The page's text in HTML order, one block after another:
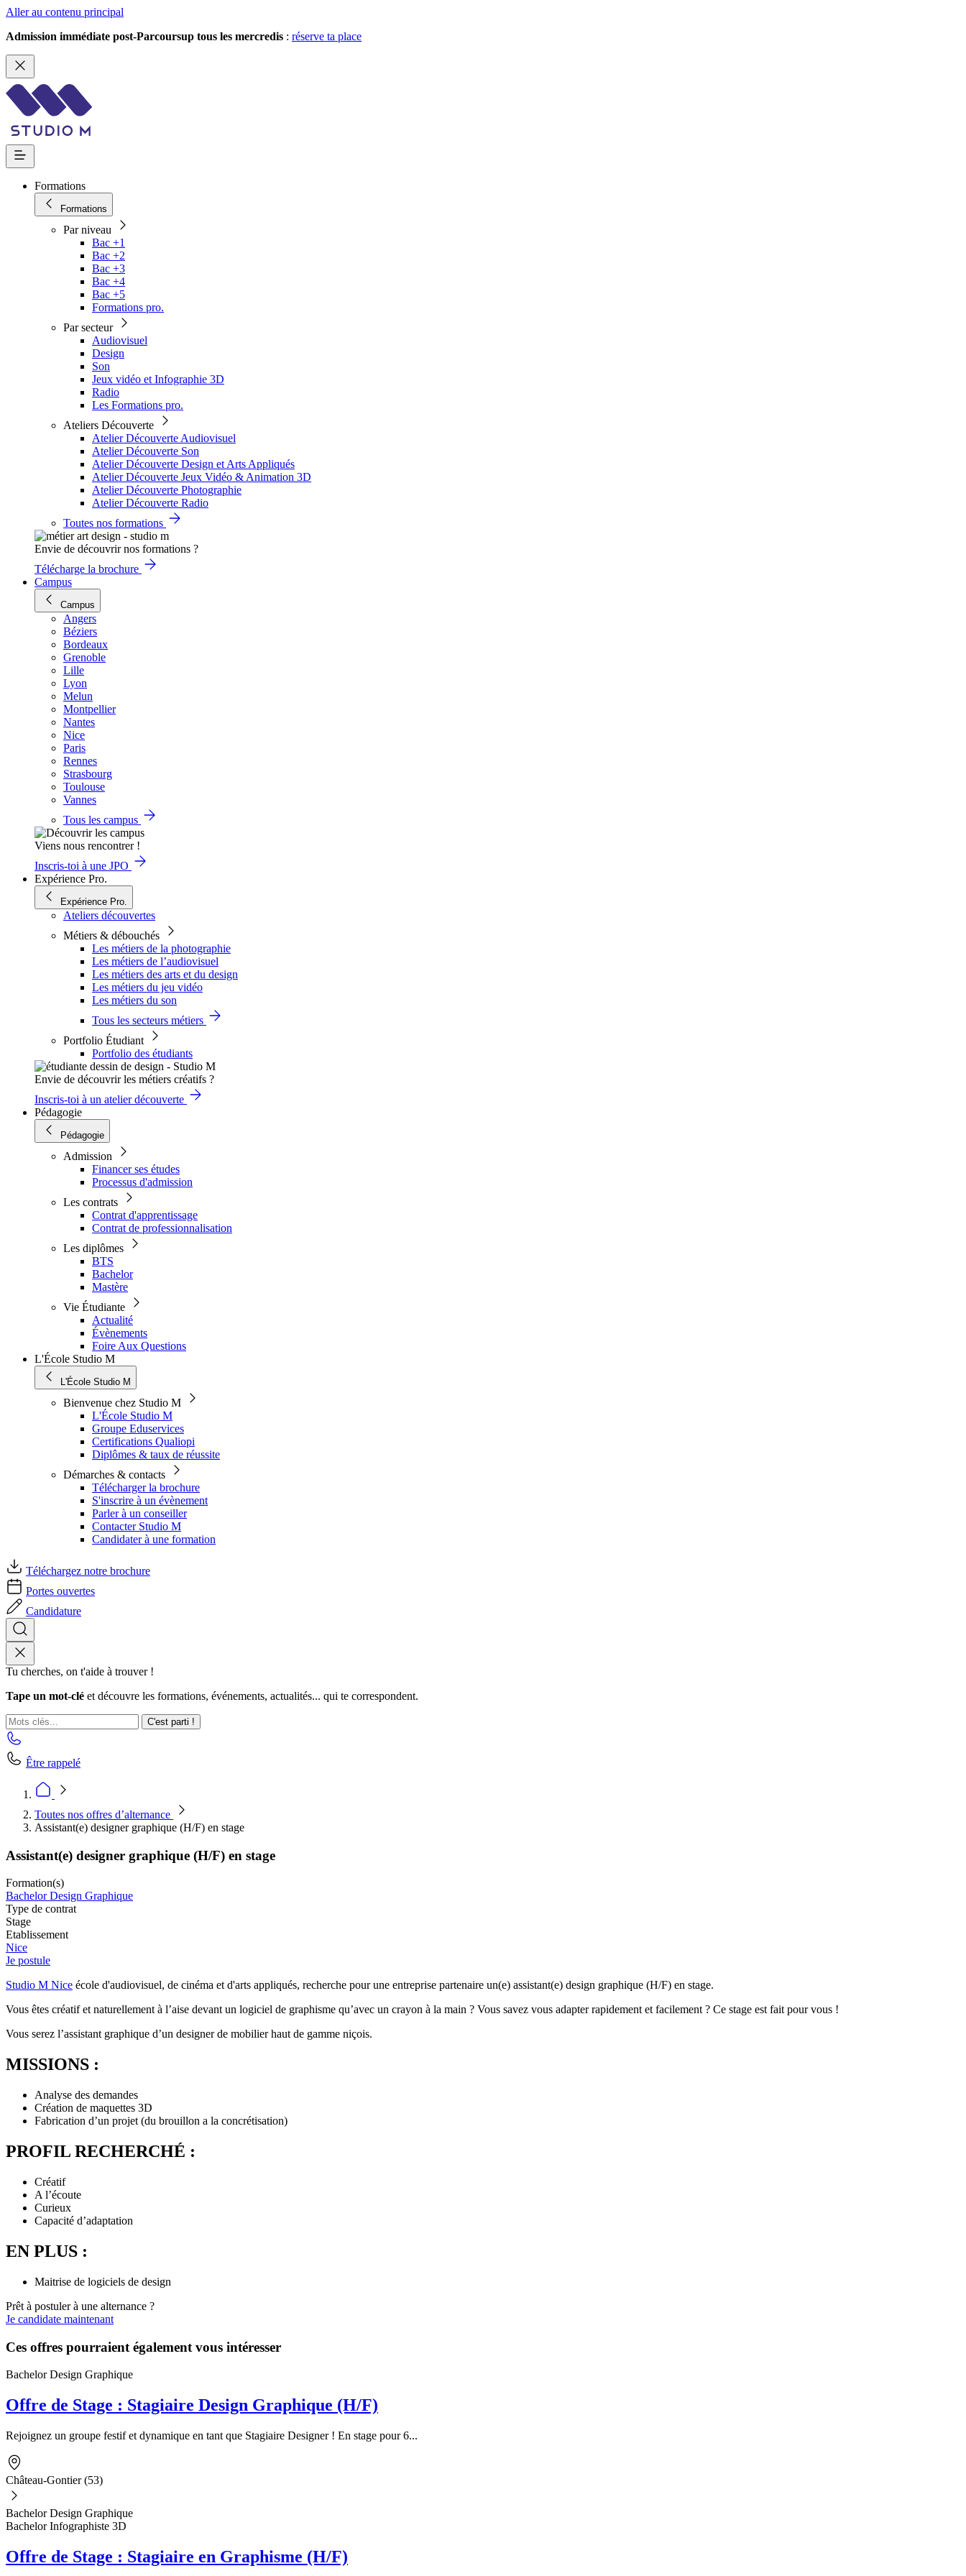
Aller au contenu principal
Admission immédiate post-Parcoursup tous les mercredis : réserve ta place
Formations
Formations
Par niveau
Bac +1
Bac +2
Bac +3
Bac +4
Bac +5
Formations pro.
Par secteur
Audiovisuel
Design
Son
Jeux vidéo et Infographie 3D
Radio
Les Formations pro.
Ateliers Découverte
Atelier Découverte Audiovisuel
Atelier Découverte Son
Atelier Découverte Design et Arts Appliqués
Atelier Découverte Jeux Vidéo & Animation 3D
Atelier Découverte Photographie
Atelier Découverte Radio
Toutes nos formations
Envie de découvrir nos formations ?
Télécharge la brochure
Campus
Campus
Angers
Béziers
Bordeaux
Grenoble
Lille
Lyon
Melun
Montpellier
Nantes
Nice
Paris
Rennes
Strasbourg
Toulouse
Vannes
Tous les campus
Viens nous rencontrer !
Inscris-toi à une JPO
Expérience Pro.
Expérience Pro.
Ateliers découvertes
Métiers & débouchés
Les métiers de la photographie
Les métiers de l’audiovisuel
Les métiers des arts et du design
Les métiers du jeu vidéo
Les métiers du son
Tous les secteurs métiers
Portfolio Étudiant
Portfolio des étudiants
Envie de découvrir les métiers créatifs ?
Inscris-toi à un atelier découverte
Pédagogie
Pédagogie
Admission
Financer ses études
Processus d'admission
Les contrats
Contrat d'apprentissage
Contrat de professionnalisation
Les diplômes
BTS
Bachelor
Mastère
Vie Étudiante
Actualité
Évènements
Foire Aux Questions
L'École Studio M
L'École Studio M
Bienvenue chez Studio M
L'École Studio M
Groupe Eduservices
Certifications Qualiopi
Diplômes & taux de réussite
Démarches & contacts
Télécharger la brochure
S'inscrire à un évènement
Parler à un conseiller
Contacter Studio M
Candidater à une formation
Téléchargez notre brochure
Portes ouvertes
Candidature
Tu cherches, on t'aide à trouver !
Tape un mot-clé et découvre les formations, événements, actualités... qui te correspondent.
C'est parti !
Être rappelé
Toutes nos offres d’alternance
Assistant(e) designer graphique (H/F) en stage
Assistant(e) designer graphique (H/F) en stage
Formation(s)
Bachelor Design Graphique
Type de contrat
Stage
Etablissement
Nice
Je postule
Studio M Nice école d'audiovisuel, de cinéma et d'arts appliqués, recherche pour une entreprise partenaire un(e) assistant(e) design graphique (H/F) en stage.
Vous êtes créatif et naturellement à l’aise devant un logiciel de graphisme qu’avec un crayon à la main ? Vous savez vous adapter rapidement et facilement ? Ce stage est fait pour vous !
Vous serez l’assistant graphique d’un designer de mobilier haut de gamme niçois.
MISSIONS :
Analyse des demandes
Création de maquettes 3D
Fabrication d’un projet (du brouillon a la concrétisation)
PROFIL RECHERCHÉ :
Créatif
A l’écoute
Curieux
Capacité d’adaptation
EN PLUS :
Maitrise de logiciels de design
Prêt à postuler à une alternance ?
Je candidate maintenant
Ces offres pourraient également vous intéresser
Bachelor Design Graphique
Offre de Stage : Stagiaire Design Graphique (H/F)
Rejoignez un groupe festif et dynamique en tant que Stagiaire Designer ! En stage pour 6...
Château-Gontier (53)
Bachelor Design Graphique
Bachelor Infographiste 3D
Offre de Stage : Stagiaire en Graphisme (H/F)